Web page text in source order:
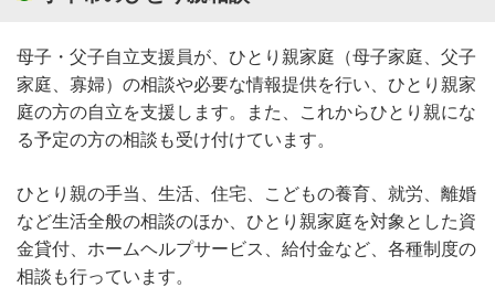
母子・父子自立支援員が、ひとり親家庭（母子家庭、父子
家庭、寡婦）の相談や必要な情報提供を行い、ひとり親家
庭の方の自立を支援します。また、これからひとり親にな
る予定の方の相談も受け付けています。
ひとり親の手当、生活、住宅、こどもの養育、就労、離婚
など生活全般の相談のほか、ひとり親家庭を対象とした資
金貸付、ホームヘルプサービス、給付金など、各種制度の
相談も行っています。